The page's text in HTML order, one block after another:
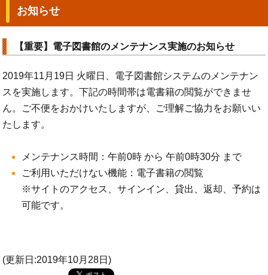
お知らせ
【重要】電子図書館のメンテナンス実施のお知らせ
2019年11月19日 火曜日、電子図書館システムのメンテナン
スを実施します。下記の時間帯は電書籍の閲覧ができませ
ん。ご不便をおかけいたしますが、ご理解ご協力をお願いい
たします。
メンテナンス時間：午前0時 から 午前0時30分 まで
ご利用いただけない機能：電子書籍の閲覧
※サイトのアクセス、サインイン、貸出、返却、予約は
可能です。
(更新日:2019年10月28日)